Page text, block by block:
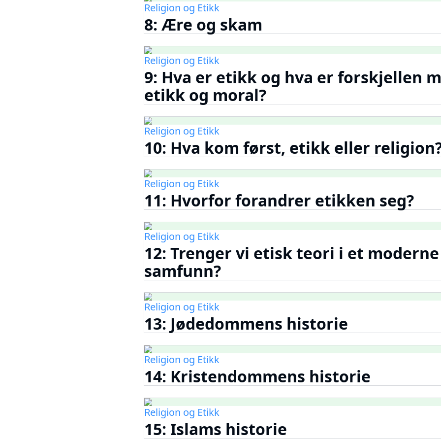
Religion og Etikk
8: Ære og skam
Religion og Etikk
9: Hva er etikk og hva er forskjellen
etikk og moral?
Religion og Etikk
10: Hva kom først, etikk eller
Religion og Etikk
11: Hvorfor forandrer etikken seg?
Religion og Etikk
12: Trenger vi etisk teori i et moderne
samfunn?
Religion og Etikk
13: Jødedommens historie
Religion og Etikk
14: Kristendommens historie
Religion og Etikk
15: Islams historie